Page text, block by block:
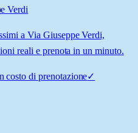
Verdi
a Via Giuseppe Verdi,
reali e prenota in un minuto.
costo di prenotazione✓